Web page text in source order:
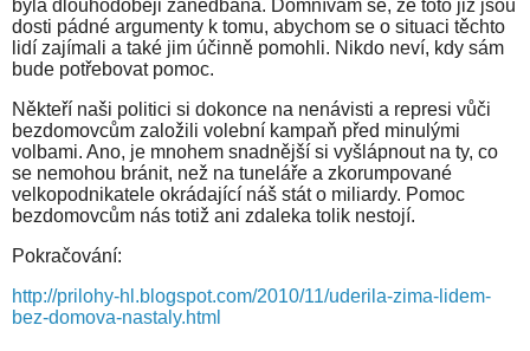
byla dlouhodoběji zanedbána. Domnívám se, že toto již jsou
dosti pádné argumenty k tomu, abychom se o situaci těchto
lidí zajímali a také jim účinně pomohli. Nikdo neví, kdy sám
bude potřebovat pomoc.
Někteří naši politici si dokonce na nenávisti a represi vůči
bezdomovcům založili volební kampaň před minulými
volbami. Ano, je mnohem snadnější si vyšlápnout na ty, co
se nemohou bránit, než na tuneláře a zkorumpované
velkopodnikatele okrádající náš stát o miliardy. Pomoc
bezdomovcům nás totiž ani zdaleka tolik nestojí.
Pokračování:
http://prilohy-hl.blogspot.com/2010/11/uderila-zima-lidem-
bez-domova-nastaly.html